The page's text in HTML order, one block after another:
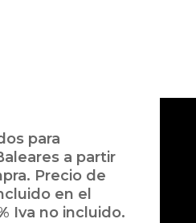
para
a partir
Precio de
en el
Iva no incluido.